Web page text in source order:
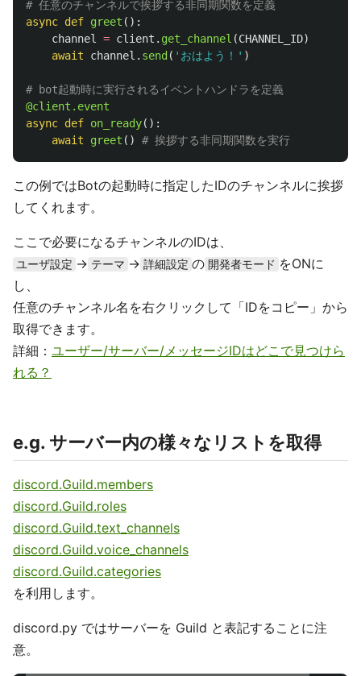
async def greet ():
channel
= client . get_channel (CHANNEL_ID)
await
channel . send( ' おはよう！ ' )
@client.event
async def on_ready():
await
greet ()
この例ではBotの起動時に指定したIDのチャンネルに挨拶
してくれます。
ここで必要になるチャンネルのIDは、
ユーザ設定 -> テーマ -> 詳細設定 の 開発者モード をONに
し、
任意のチャンネル名を右クリックして「IDをコピー」から
取得できます。
詳細： ユーザー/サーバー/メッセージIDはどこで見つけら
れる？
e.g. サーバー内の様々なリストを取得
discord.Guild.members
discord.Guild.roles
discord.Guild.text_channels
discord.Guild.voice_channels
discord.Guild.categories
を利用します。
discord.py ではサーバーを Guild と表記することに注
意。